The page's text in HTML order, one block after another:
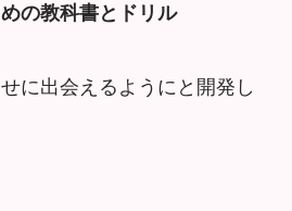
の教科書とドリル
に出会えるようにと開発し